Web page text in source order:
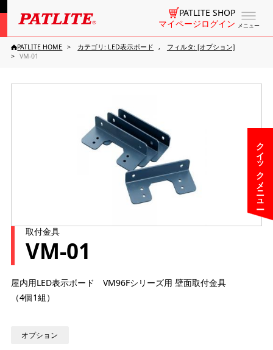
メニュー
PATLITE SHOP
マイページログイン
クイックメニュー
PATLITE HOME カテゴリ: LED表示ボード
フィルタ: [オプション]
VM-01
取付金具
VM-01
屋内用LED表示ボード VM96Fシリーズ用 壁面取付金具
（4個1組）
オプション